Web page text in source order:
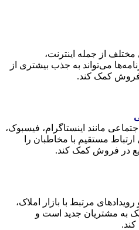
مختلف از جمله اینترنت،
می‌تواند به جذب بیشتری از
کمک کند.
مانند اینستاگرام، فیسبوک،
ارتباط مستقیم با مخاطبان را
در فروش کمک کند.
مرتبط با بازار املاک،
به مشتریان جدید است و